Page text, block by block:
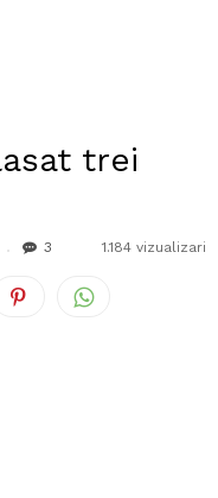
trei
3 1.184 vizualizari